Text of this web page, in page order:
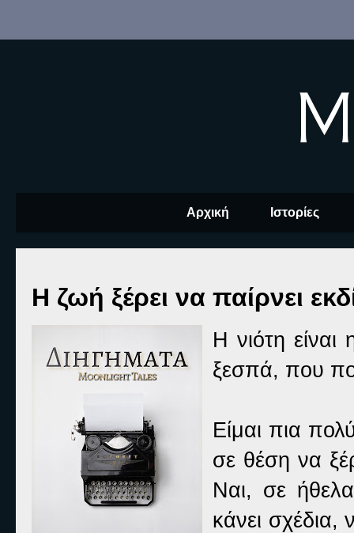
Αρχική Ιστορίες
Η ζωή ξέρει να παίρνει
Η νιότη
ξεσπά, που
Είμαι πια
σε θέση να
Ναι, σε
κάνει σχέδια,